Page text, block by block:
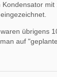
übrigens
auf